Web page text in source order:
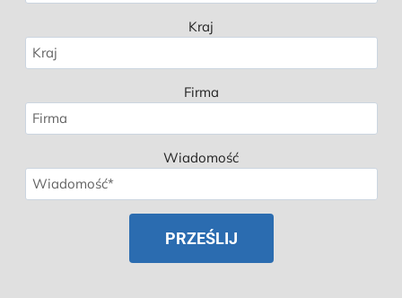
Kraj
Firma
Wiadomość
Spanish